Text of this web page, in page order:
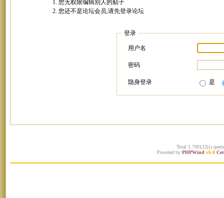
您无权限编辑别人的贴子
您还不是论坛会员,请先登录论坛
登录
用户名
密码
隐身登录 是
Total 1.799122(s)
Powered by PHPWind v6.0